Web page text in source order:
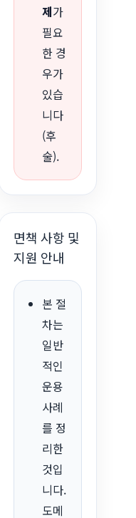
제가
필요
한 경
우가
있습
니다
(후
술).
면책 사항 및
지원 안내
본 절
차는
일반
적인
운용
사례
를 정
리한
것입
니다.
도메